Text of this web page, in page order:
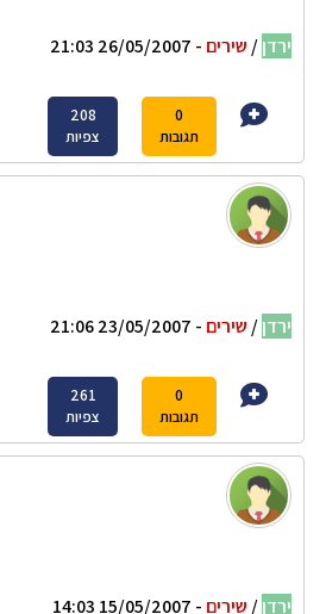
ירדן/ שירים - 26/05/2007 21:03
0
תגובות
208
צפיות
ירדן/ שירים - 23/05/2007 21:06
0
תגובות
261
צפיות
ירדן/ שירים - 15/05/2007 14:03